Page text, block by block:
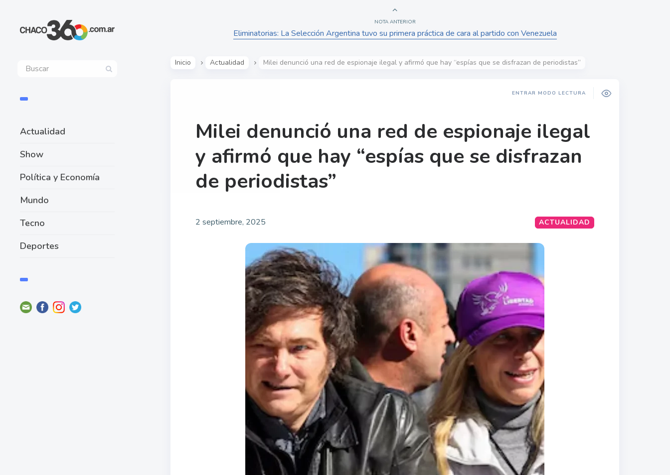
Actualidad
Show
Política y Economía
Mundo
Tecno
Deportes
NOTA ANTERIOR
Eliminatorias: La Selección Argentina tuvo su primera práctica de cara al partido con Venezuela
Inicio Actualidad Milei denunció una red de espionaje ilegal y afirmó que hay “espías que se disfrazan de periodistas”
ENTRAR MODO LECTURA
Milei denunció una red de espionaje ilegal
y afirmó que hay “espías que se disfrazan
de periodistas”
2 septiembre, 2025 ACTUALIDAD